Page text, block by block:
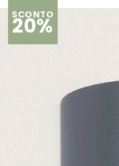
SCONTO
20%